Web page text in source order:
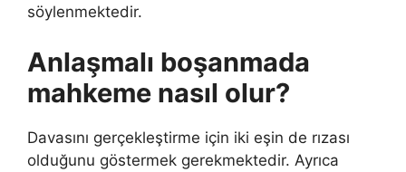
söylenmektedir.
Anlaşmalı boşanmada
mahkeme nasıl olur?
Davasını gerçekleştirme için iki eşin de rızası
olduğunu göstermek gerekmektedir. Ayrıca